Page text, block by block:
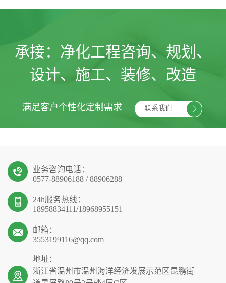
承接： 净化工程咨询、规划、
设计、施工、装修、改造
满足客户个性化定制需求 联系我们
业务咨询电话：
0577-88906188 / 88906288
24h服务热线：
18958834111/18968955151
邮箱：
3553199116@qq.com
地址：
浙江省温州市温州海洋经济发展示范区昆鹏街